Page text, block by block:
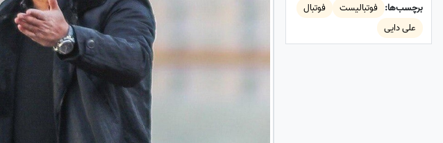
برچسب‌ها: فوتبالیست
فوتبال
علی دایی